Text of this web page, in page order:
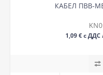
КАБЕЛ ПВВ-
1,09 € с ДДС